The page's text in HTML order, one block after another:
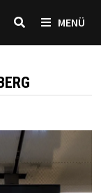
MENÜ